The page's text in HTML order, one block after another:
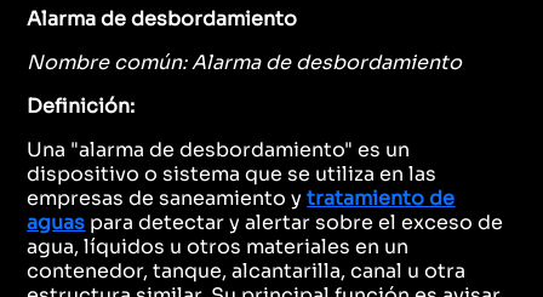
Alarma de desbordamiento
Nombre común: Alarma de desbordamiento
Definición:
Una "alarma de desbordamiento" es un
dispositivo o sistema que se utiliza en las
empresas de saneamiento ytratamiento de
aguas para detectar y alertar sobre el exceso de
agua, líquidos u otros materiales en un
contenedor, tanque, alcantarilla, canal u otra